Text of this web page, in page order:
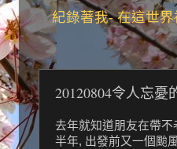
紀錄著我- 在這世
20120804令人忘憂
去年就知道朋友在帶
半年, 出發前又一個颱